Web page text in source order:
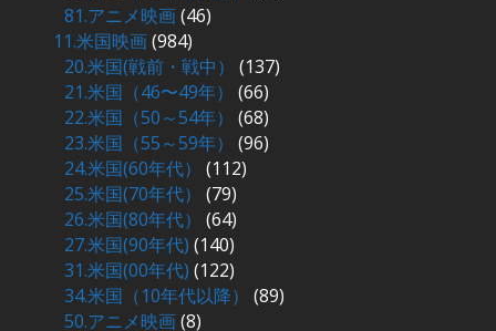
81.アニメ映画(46)
11.米国映画(984)
20.米国(戦前・戦中）
(137)
21.米国（46〜49年）
(66)
22.米国（50～54年）
(68)
23.米国（55～59年）
(96)
24.米国(60年代）
(112)
25.米国(70年代）
(79)
26.米国(80年代）
(64)
27.米国(90年代) (140)
31.米国(00年代) (122)
34.米国（10年代以降）
(89)
50.アニメ映画(8)